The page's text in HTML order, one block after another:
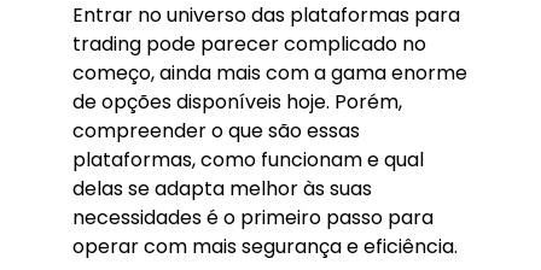
Entrar no universo das plataformas para
trading pode parecer complicado no
começo, ainda mais com a gama enorme
de opções disponíveis hoje. Porém,
compreender o que são essas
plataformas, como funcionam e qual
delas se adapta melhor às suas
necessidades é o primeiro passo para
operar com mais segurança e eficiência.